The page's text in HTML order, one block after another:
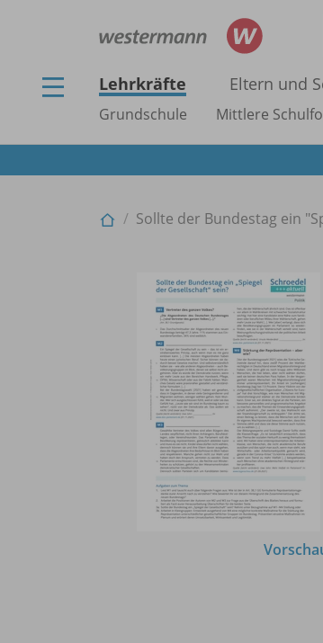
Lehrkräfte Eltern und
Grundschule Mittlere
Sollte der Bundestag ein